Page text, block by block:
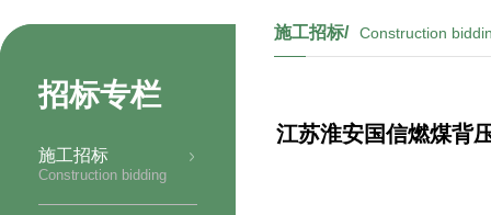
招标专栏
施工招标
Construction bidding
施工招标/ Construction
江苏淮安国信燃煤背